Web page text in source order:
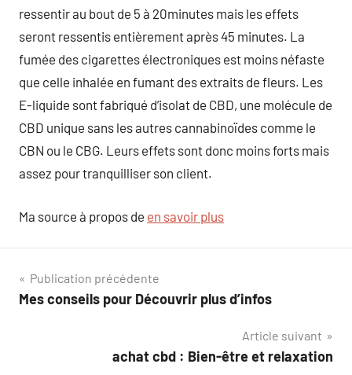
ressentir au bout de 5 à 20minutes mais les effets
seront ressentis entièrement après 45 minutes. La
fumée des cigarettes électroniques est moins néfaste
que celle inhalée en fumant des extraits de fleurs. Les
E-liquide sont fabriqué d’isolat de CBD, une molécule de
CBD unique sans les autres cannabinoïdes comme le
CBN ou le CBG. Leurs effets sont donc moins forts mais
assez pour tranquilliser son client.
Ma source à propos de en savoir plus
Navigation
de
Publication précédente
Mes conseils pour Découvrir plus d’infos
Article suivant
achat cbd : Bien-être et relaxation